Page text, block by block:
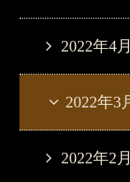
2022年4
2022年3
2022年2